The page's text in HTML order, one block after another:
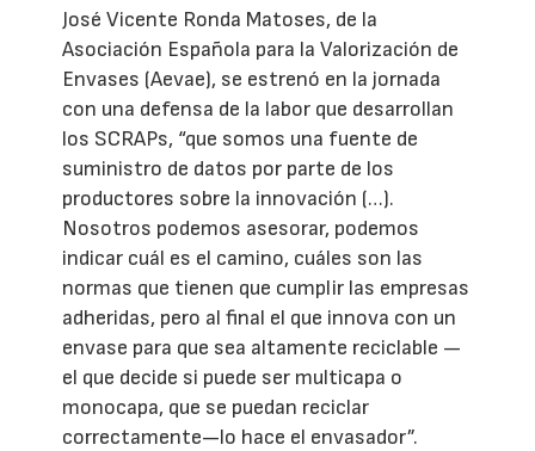
José Vicente Ronda Matoses, de la
Asociación Española para la Valorización de
Envases (Aevae), se estrenó en la jornada
con una defensa de la labor que desarrollan
los SCRAPs, “que somos una fuente de
suministro de datos por parte de los
productores sobre la innovación (…).
Nosotros podemos asesorar, podemos
indicar cuál es el camino, cuáles son las
normas que tienen que cumplir las empresas
adheridas, pero al final el que innova con un
envase para que sea altamente reciclable —
el que decide si puede ser multicapa o
monocapa, que se puedan reciclar
correctamente—lo hace el envasador”.